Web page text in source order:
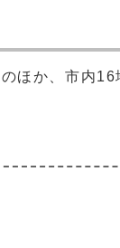
ほか、市内16